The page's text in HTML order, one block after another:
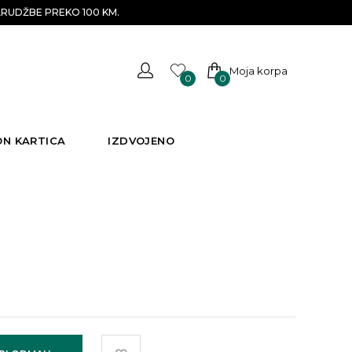
PREKO 100 KM.
0 0
Moja korpa
KARTICA IZDVOJENO